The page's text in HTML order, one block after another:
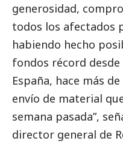
generosidad,
todos los afectados
habiendo hecho
fondos récord
España, hace más
envío de material
semana pasada”,
director general de